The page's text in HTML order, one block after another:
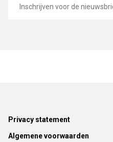
mailadres
Footer
Privacy statement
Algemene voorwaarden